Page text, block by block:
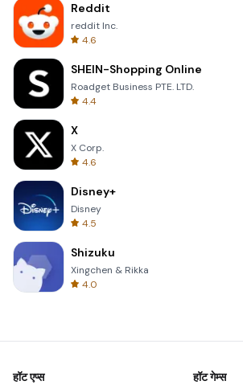
Reddit
reddit Inc.
4.6
SHEIN-Shopping Online
Roadget Business PTE. LTD.
4.4
X
X Corp.
4.6
Disney+
Disney
4.5
Shizuku
Xingchen & Rikka
4.0
हॉट एप्स हॉट गेम्स